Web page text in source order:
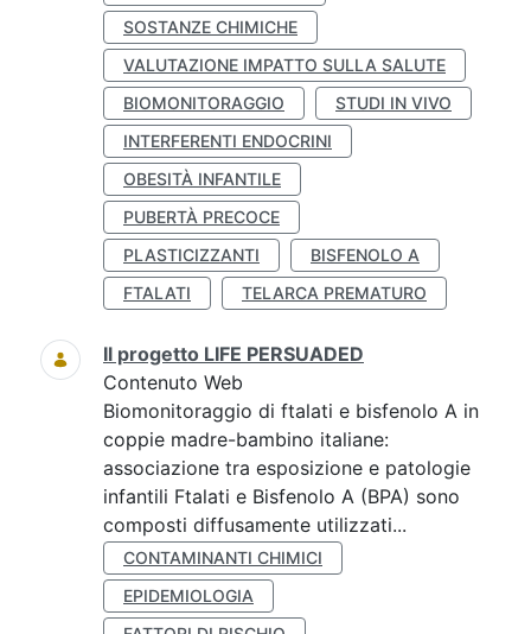
SOSTANZE CHIMICHE
VALUTAZIONE IMPATTO SULLA SALUTE
BIOMONITORAGGIO
STUDI IN VIVO
INTERFERENTI ENDOCRINI
OBESITÀ INFANTILE
PUBERTÀ PRECOCE
PLASTICIZZANTI
BISFENOLO A
FTALATI
TELARCA PREMATURO
Il progetto LIFE PERSUADED
Contenuto Web
Biomonitoraggio di ftalati e bisfenolo A in
coppie madre-bambino italiane:
associazione tra esposizione e patologie
infantili Ftalati e Bisfenolo A (BPA) sono
composti diffusamente utilizzati...
CONTAMINANTI CHIMICI
EPIDEMIOLOGIA